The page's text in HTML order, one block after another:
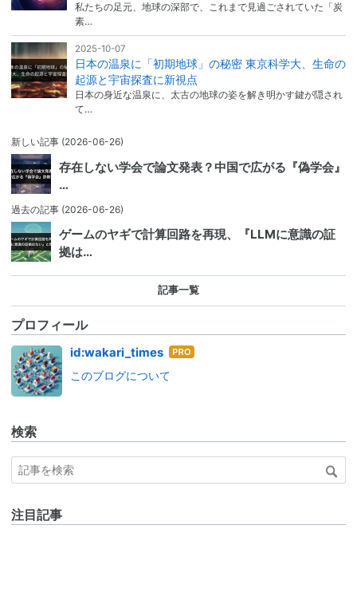
私たちの足元、地球の深部で、これまで見過ごされていた「炭
素…
2025-10-07
日本の温泉に「初期地球」の秘密 東京科学大、生命の
起源と宇宙探査に新視点
日本の身近な温泉に、太古の地球の姿を解き明かす鍵が隠され
て…
新しい記事 (2026-06-26)
存在しない学会で論文発表？中国で広がる『偽学会』
…
過去の記事 (2026-06-26)
ゲームのヤギで計算回路を再現、『LLMに意識の証
拠は…
記事一覧
プロフィール
id:wakari_times はて
このブログについて
検索
注目記事